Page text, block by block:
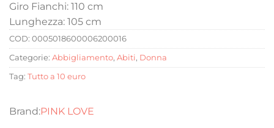
Giro Fianchi: 110 cm
Lunghezza: 105 cm
COD: 0005018600006200016
Categorie: Abbigliamento, Abiti, Donna
Tag: Tutto a 10 euro
PINK LOVE